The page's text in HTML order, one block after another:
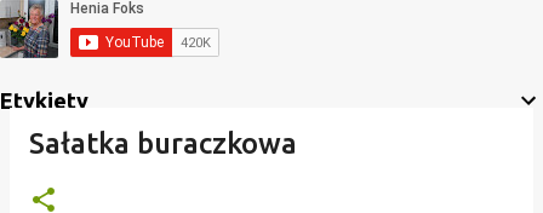
Etykiety
Sałatka buraczkowa